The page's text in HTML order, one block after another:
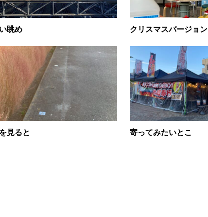
眺め クリスマスバージョン
見ると 寄ってみたいとこ